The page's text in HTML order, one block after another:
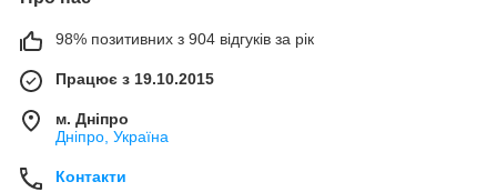
98% позитивних з 904 відгуків за рік
Працює з 19.10.2015
м. Дніпро
Дніпро, Україна
Контакти